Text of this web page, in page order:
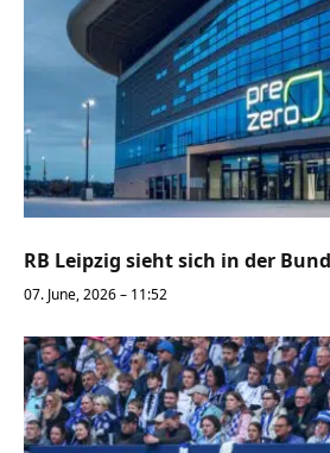
RB Leipzig sieht sich in der
07. June, 2026 – 11:52